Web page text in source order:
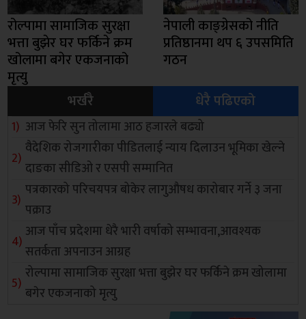
रोल्पामा सामाजिक सुरक्षा
भत्ता बुझेर घर फर्किने क्रम
खोलामा बगेर एकजनाको
मृत्यु
नेपाली काङ्ग्रेसको नीति
प्रतिष्ठानमा थप ६ उपसमिति
गठन
भर्खरै
धेरै पढिएको
आज फेरि सुन तोलामा आठ हजारले बढ्यो
वैदेशिक रोजगारीका पीडितलाई न्याय दिलाउन भूमिका खेल्ने
दाङका सीडिओ र एसपी सम्मानित
पत्रकारको परिचयपत्र बोकेर लागुऔषध कारोबार गर्ने ३ जना
पक्राउ
आज पाँच प्रदेशमा धेरै भारी वर्षाको सम्भावना,आवश्यक
सतर्कता अपनाउन आग्रह
रोल्पामा सामाजिक सुरक्षा भत्ता बुझेर घर फर्किने क्रम खोलामा
बगेर एकजनाको मृत्यु